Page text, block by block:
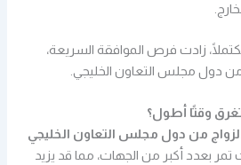
زادت فرص الموافقة السريعة،
دول مجلس التعاون الخليجي.
وقتًا أطول؟
من دول مجلس التعاون الخليجي
تمر بعدد أكبر من الجهات، مما قد يزيد